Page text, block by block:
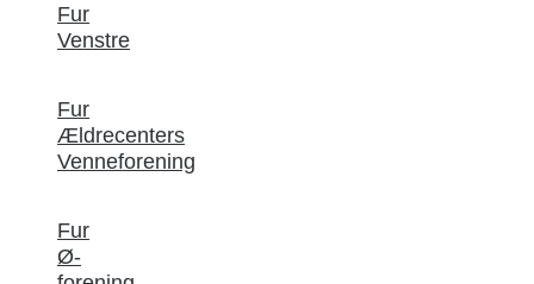
Fur
Venstre
Fur
Ældrecenters
Venneforening
Fur
Ø-